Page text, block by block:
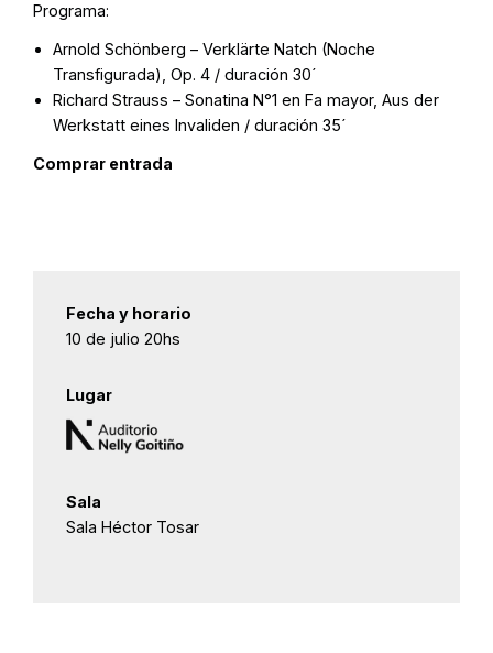
Programa:
Arnold Schönberg – Verklärte Natch (Noche
Transfigurada), Op. 4 / duración 30´
Richard Strauss – Sonatina N°1 en Fa mayor, Aus der
Werkstatt eines Invaliden / duración 35´
Comprar entrada
Fecha y horario
10 de julio 20hs
Lugar
Sala
Sala Héctor Tosar